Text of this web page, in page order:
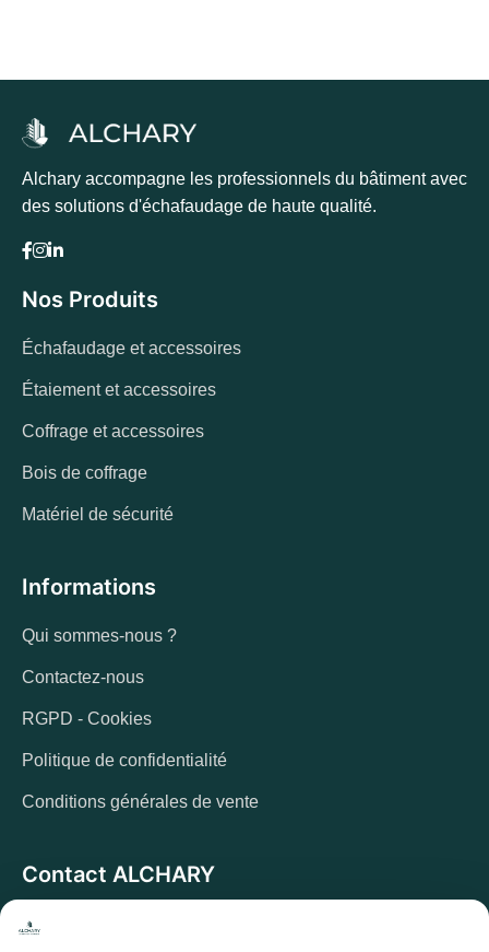
Alchary accompagne les professionnels du bâtiment avec
des solutions d'échafaudage de haute qualité.
Nos Produits
Échafaudage et accessoires
Étaiement et accessoires
Coffrage et accessoires
Bois de coffrage
Matériel de sécurité
Informations
Qui sommes-nous ?
Contactez-nous
RGPD - Cookies
Politique de confidentialité
Conditions générales de vente
Contact ALCHARY
Adresse :